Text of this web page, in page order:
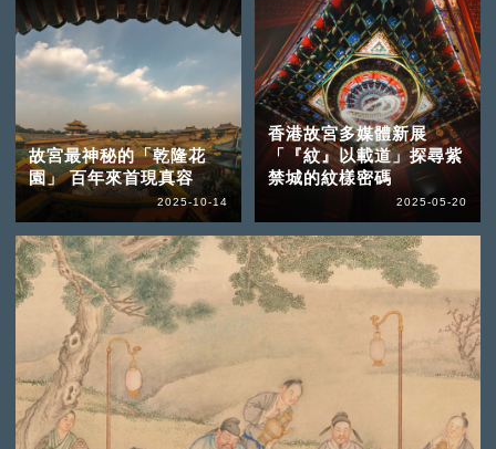
故宮最神秘的「乾隆花
園」 百年來首現真容
2025-10-14
香港故宮多媒體新展
「『紋』以載道」探尋紫
禁城的紋樣密碼
2025-05-20